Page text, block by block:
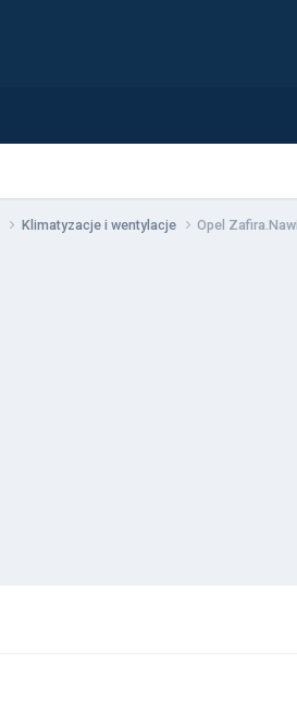
Klimatyzacje i wentylacje Opel